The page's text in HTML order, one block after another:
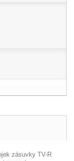
zásuvky TV-R